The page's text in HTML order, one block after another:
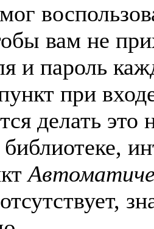
вам не
и пароль
при
делать
отсутствует,